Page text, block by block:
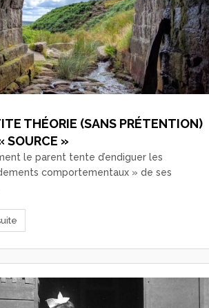
THÉORIE (SANS PRÉTENTION)
SOURCE »
le parent tente d’endiguer les
comportementaux » de ses